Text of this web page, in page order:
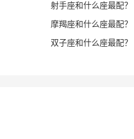
射手座和什么座最配？
摩羯座和什么座最配？
双子座和什么座最配？